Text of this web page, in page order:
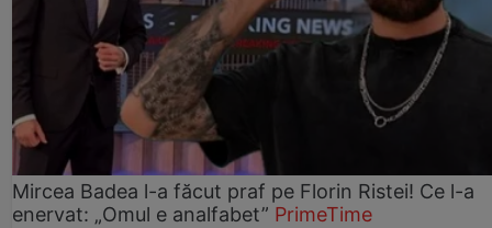
Mircea Badea l-a făcut praf pe Florin Ristei! Ce l-a
enervat: „Omul e analfabet” PrimeTime